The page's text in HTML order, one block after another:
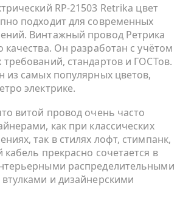
RP-21503 Retrika цвет
подходит для современных
Винтажный провод Ретрика
качества. Он разработан с учётом
стандартов и ГОСТов.
из самых популярных цветов,
электрике.
витой провод очень часто
как при классических
так в стилях лофт, стимпанк,
кабель прекрасно сочетается в
распределительными
и дизайнерскими